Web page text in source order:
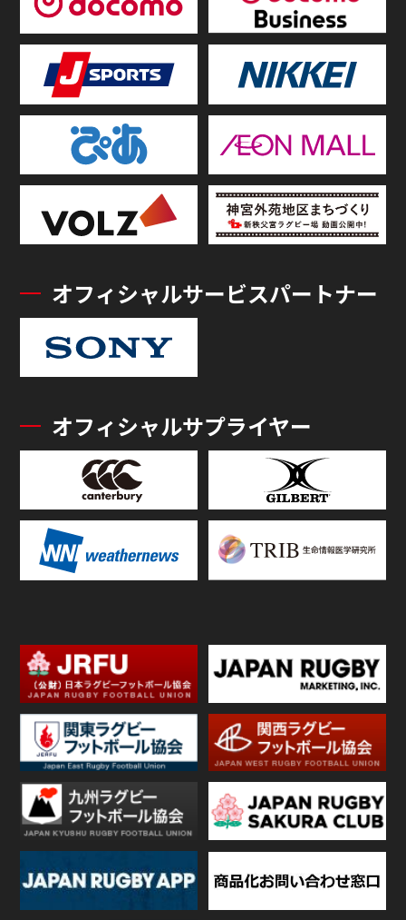
オフィシャルサービスパートナー
オフィシャルサプライヤー